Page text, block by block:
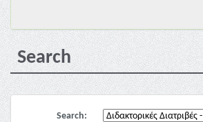
Search
Search: